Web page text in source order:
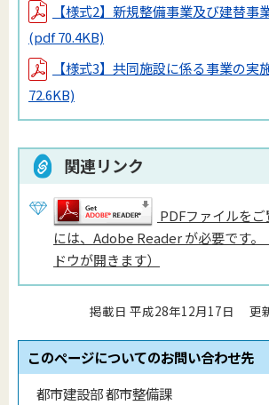
【様式2】新規整備事業及び建替事
(pdf 70.4KB)
【様式3】共同施設に係る事業の実
72.6KB)
関連リンク
PDFファイルを
には、Adobe Reader が必要です。
ドウが開きます）
掲載日 平成28年12月17日 更
このページについてのお問い合わせ先
都市建設部 都市整備課